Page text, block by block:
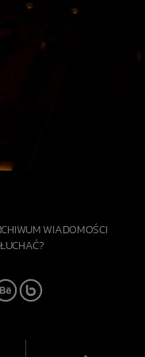
WIADOMOŚCI